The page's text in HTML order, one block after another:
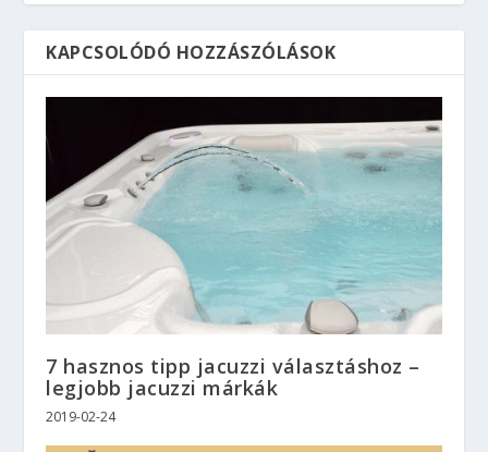
KAPCSOLÓDÓ HOZZÁSZÓLÁSOK
7 hasznos tipp jacuzzi választáshoz –
legjobb jacuzzi márkák
2019-02-24